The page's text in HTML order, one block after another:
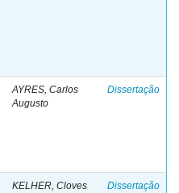
AYRES, Carlos
Augusto
Dissertação
KELHER, Cloves
Dissertação